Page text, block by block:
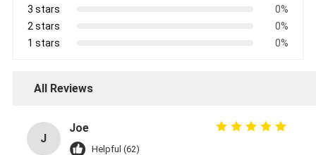
3 stars
0%
2 stars
0%
1 stars
0%
All Reviews
J
Joe
Helpful (62)